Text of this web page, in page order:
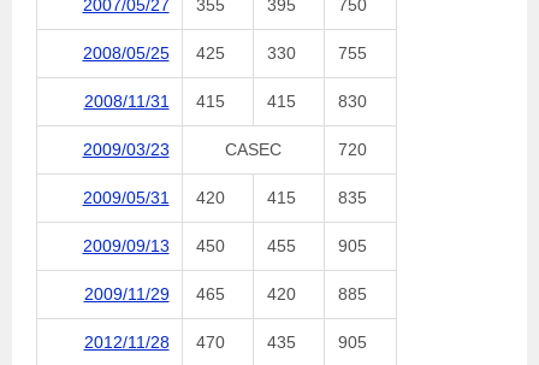
2007/05/27 355 395 750
2008/05/25 425 330 755
2008/11/31 415 415 830
2009/03/23 CASEC 720
2009/05/31 420 415 835
2009/09/13 450 455 905
2009/11/29 465 420 885
2012/11/28 470 435 905